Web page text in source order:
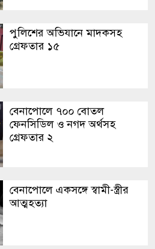
পুলিশের অভিযানে মাদকসহ
গ্রেফতার ১৫
বেনাপোলে ৭০০ বোতল
ফেনসিডিল ও নগদ অর্থসহ
গ্রেফতার ২
বেনাপোলে একসঙ্গে স্বামী-স্ত্রীর
আত্মহত্যা